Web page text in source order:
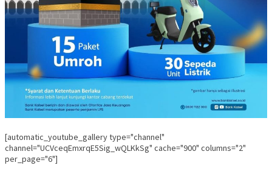
[automatic_youtube_gallery type="channel"
channel="UCVceqEmxrqE5Sig_wQLKkSg" cache="900" columns="2"
per_page="6"]